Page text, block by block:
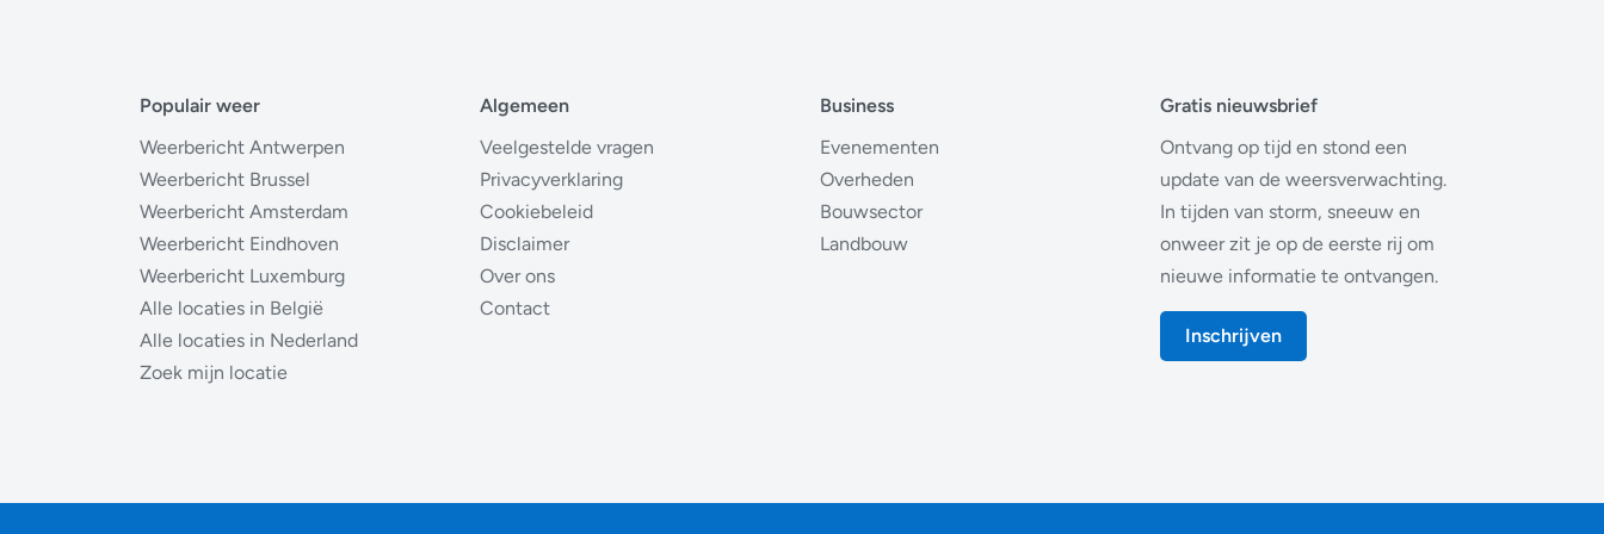
Populair weer
Weerbericht Antwerpen
Weerbericht Brussel
Weerbericht Amsterdam
Weerbericht Eindhoven
Weerbericht Luxemburg
Alle locaties in België
Alle locaties in Nederland
Zoek mijn locatie
Algemeen
Veelgestelde vragen
Privacyverklaring
Cookiebeleid
Disclaimer
Over ons
Contact
Business
Evenementen
Overheden
Bouwsector
Landbouw
Gratis nieuwsbrief
Ontvang op tijd en stond een
update van de weersverwachting.
In tijden van storm, sneeuw en
onweer zit je op de eerste rij om
nieuwe informatie te ontvangen.
Inschrijven